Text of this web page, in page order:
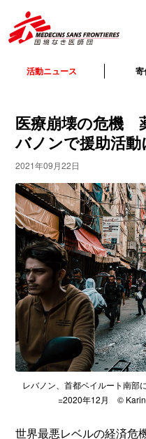
活動ニュース 寄
医療崩壊の危機
バノンで援助活動
2021年09月22日
レバノン、首都ベイルート南部
=2020年12月 ©
世界最悪レベルの経済危